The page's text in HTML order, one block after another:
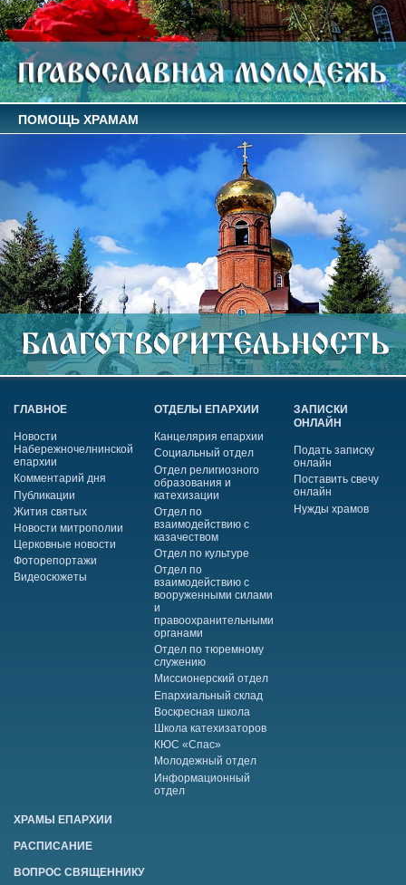
ПОМОЩЬ ХРАМАМ
ГЛАВНОЕ
Новости
Набережночелнинской
епархии
Комментарий дня
Публикации
Жития святых
Новости митрополии
Церковные новости
Фоторепортажи
Видеосюжеты
ОТДЕЛЫ ЕПАРХИИ
Канцелярия епархии
Социальный отдел
Отдел религиозного
образования и
катехизации
Отдел по
взаимодействию с
казачеством
Отдел по культуре
Отдел по
взаимодействию с
вооруженными силами
и
правоохранительными
органами
Отдел по тюремному
служению
Миссионерский отдел
Епархиальный склад
Воскресная школа
Школа катехизаторов
КЮС «Спас»
Молодежный отдел
Информационный
отдел
ЗАПИСКИ
ОНЛАЙН
Подать записку
онлайн
Поставить свечу
онлайн
Нужды храмов
ХРАМЫ ЕПАРХИИ
РАСПИСАНИЕ
ВОПРОС СВЯЩЕННИКУ